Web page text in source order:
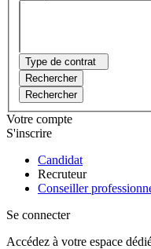
Type de contrat
Rechercher
Rechercher
Votre compte
S'inscrire
Candidat
Recruteur
Conseiller
Se connecter
Accédez à votre espace